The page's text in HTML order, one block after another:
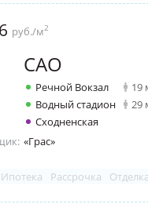
руб./м2
САО
Речной Вокзал
19
Водный стадион
29
Сходненская
«Грас»
Ипотека Рассрочка